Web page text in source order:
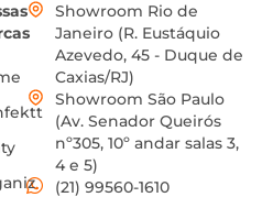
Showroom Rio de
Janeiro (R. Eustáquio
Azevedo, 45 - Duque de
Caxias/RJ)
Showroom São Paulo
(Av. Senador Queirós
nº305, 10º andar salas 3,
4 e 5)
(21) 99560-1610